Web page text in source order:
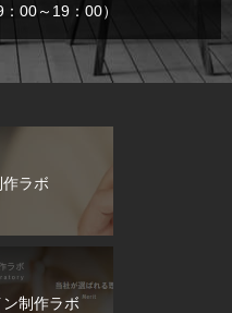
00～19：00）
ラボ
制作ラボ